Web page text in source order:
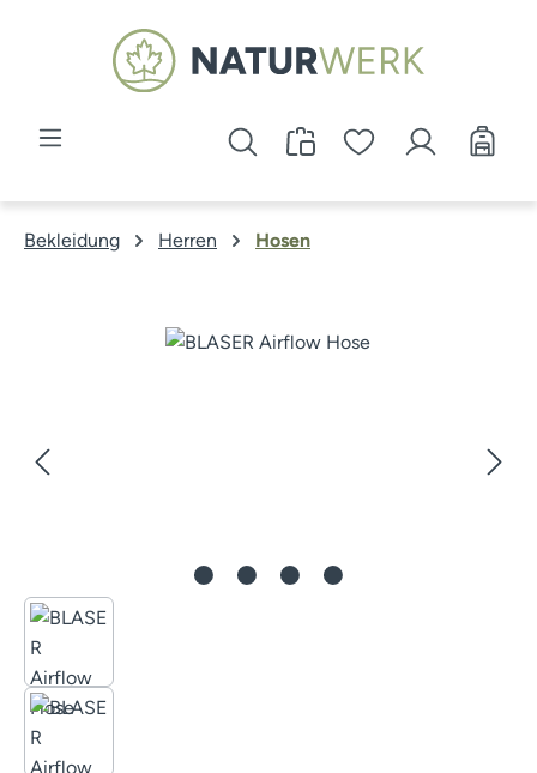
Zum Hauptinhalt springen
Bekleidung Herren Hosen
Bildergalerie überspringen